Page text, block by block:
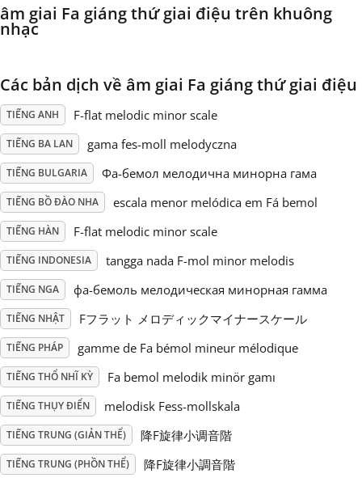
Português
Русский
Svenska
Tiếng Việt
Türkçe
Українська
简体中文
繁體中文
âm giai Fa giáng thứ giai điệu trên khuông
nhạc
Các bản dịch về âm giai Fa giáng thứ giai điệu
TIẾNG ANH F-flat melodic minor scale
TIẾNG BA LAN gama fes-moll melodyczna
TIẾNG BULGARIA Фа-бемол мелодична минорна гама
TIẾNG BỒ ĐÀO NHA escala menor melódica em Fá bemol
TIẾNG HÀN F-flat melodic minor scale
TIẾNG INDONESIA tangga nada F-mol minor melodis
TIẾNG NGA фа-бемоль мелодическая минорная гамма
TIẾNG NHẬT Fフラット メロディックマイナースケール
TIẾNG PHÁP gamme de Fa bémol mineur mélodique
TIẾNG THỔ NHĨ KỲ Fa bemol melodik minör gamı
TIẾNG THỤY ĐIỂN melodisk Fess-mollskala
TIẾNG TRUNG (GIẢN THỂ) 降F旋律小调音階
TIẾNG TRUNG (PHỒN THỂ) 降F旋律小調音階